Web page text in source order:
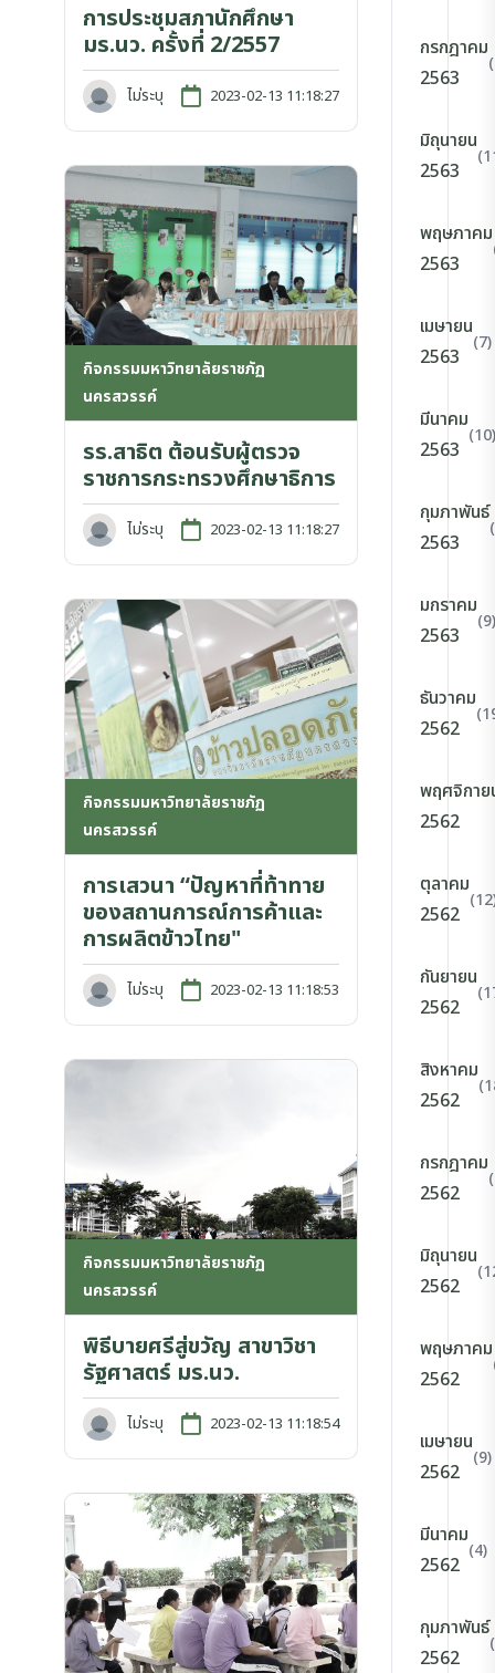
การประชุมสภานักศึกษา
มร.นว. ครั้งที่ 2/2557
ไม่ระบุ 2023-02-13 11:18:27
กิจกรรมมหาวิทยาลัยราชภัฏ
นครสวรรค์
รร.สาธิต ต้อนรับผู้ตรวจ
ราชการกระทรวงศึกษาธิการ
ไม่ระบุ 2023-02-13 11:18:27
กิจกรรมมหาวิทยาลัยราชภัฏ
นครสวรรค์
การเสวนา “ปัญหาที่ท้าทาย
ของสถานการณ์การค้าและ
การผลิตข้าวไทย"
ไม่ระบุ 2023-02-13 11:18:53
กิจกรรมมหาวิทยาลัยราชภัฏ
นครสวรรค์
พิธีบายศรีสู่ขวัญ สาขาวิชา
รัฐศาสตร์ มร.นว.
ไม่ระบุ 2023-02-13 11:18:54
กรกฎาคม
2563
มิถุนายน
2563
พฤษภาคม
2563
เมษายน
2563
(7)
มีนาคม
2563
(10)
กุมภาพันธ์
2563
มกราคม
2563
(9)
ธันวาคม
2562
พฤศจิกาย
2562
ตุลาคม
2562
กันยายน
2562
สิงหาคม
2562
กรกฎาคม
2562
มิถุนายน
2562
พฤษภาคม
2562
เมษายน
2562
(9)
มีนาคม
2562
(4)
กุมภาพันธ์
2562